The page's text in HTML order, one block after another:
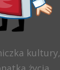
kultury,